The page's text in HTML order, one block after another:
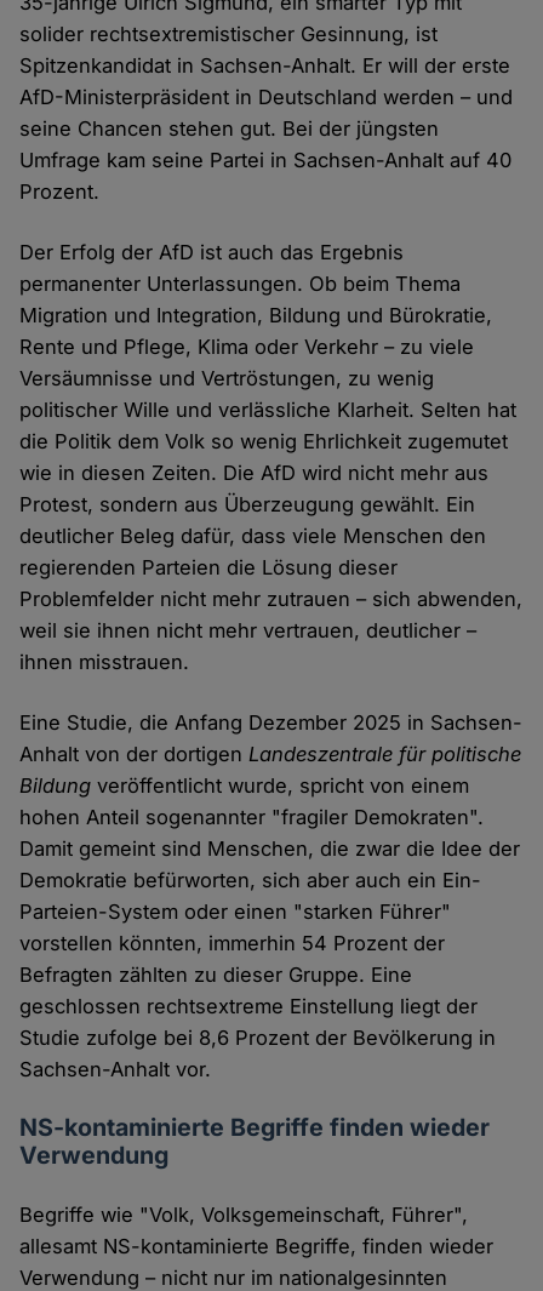
solider rechtsextremistischer Gesinnung, ist
Spitzenkandidat in Sachsen-Anhalt. Er will der erste
AfD-Ministerpräsident in Deutschland werden – und
seine Chancen stehen gut. Bei der jüngsten
Umfrage kam seine Partei in Sachsen-Anhalt auf 40
Prozent.
Der Erfolg der AfD ist auch das Ergebnis
permanenter Unterlassungen. Ob beim Thema
Migration und Integration, Bildung und Bürokratie,
Rente und Pflege, Klima oder Verkehr – zu viele
Versäumnisse und Vertröstungen, zu wenig
politischer Wille und verlässliche Klarheit. Selten hat
die Politik dem Volk so wenig Ehrlichkeit zugemutet
wie in diesen Zeiten. Die AfD wird nicht mehr aus
Protest, sondern aus Überzeugung gewählt. Ein
deutlicher Beleg dafür, dass viele Menschen den
regierenden Parteien die Lösung dieser
Problemfelder nicht mehr zutrauen – sich abwenden,
weil sie ihnen nicht mehr vertrauen, deutlicher –
ihnen misstrauen.
Eine Studie, die Anfang Dezember 2025 in Sachsen-
Anhalt von der dortigenLandeszentrale für politische
Bildung veröffentlicht wurde, spricht von einem
hohen Anteil sogenannter "fragiler Demokraten".
Damit gemeint sind Menschen, die zwar die Idee der
Demokratie befürworten, sich aber auch ein Ein-
Parteien-System oder einen "starken Führer"
vorstellen könnten, immerhin 54 Prozent der
Befragten zählten zu dieser Gruppe. Eine
geschlossen rechtsextreme Einstellung liegt der
Studie zufolge bei 8,6 Prozent der Bevölkerung in
Sachsen-Anhalt vor.
NS-kontaminierte Begriffe finden wieder
Verwendung
Begriffe wie "Volk, Volksgemeinschaft, Führer",
allesamt NS-kontaminierte Begriffe, finden wieder
Verwendung – nicht nur im nationalgesinnten